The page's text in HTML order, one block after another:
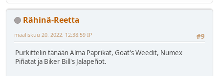
Rähinä-Reetta
#9
maaliskuu 20, 2022, 12:38:59 IP
Purkittelin tänään Alma Paprikat, Goat's Weedit, Numex
Piñatat ja Biker Bill's Jalapeñot.